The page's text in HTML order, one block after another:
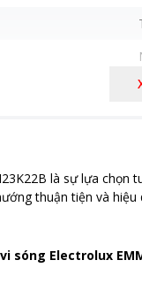
là sự lựa chọn
thuận tiện và hiệu
sóng Electrolux